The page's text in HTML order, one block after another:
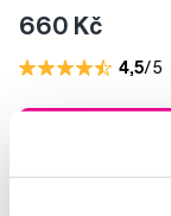
660 Kč
4,5/5